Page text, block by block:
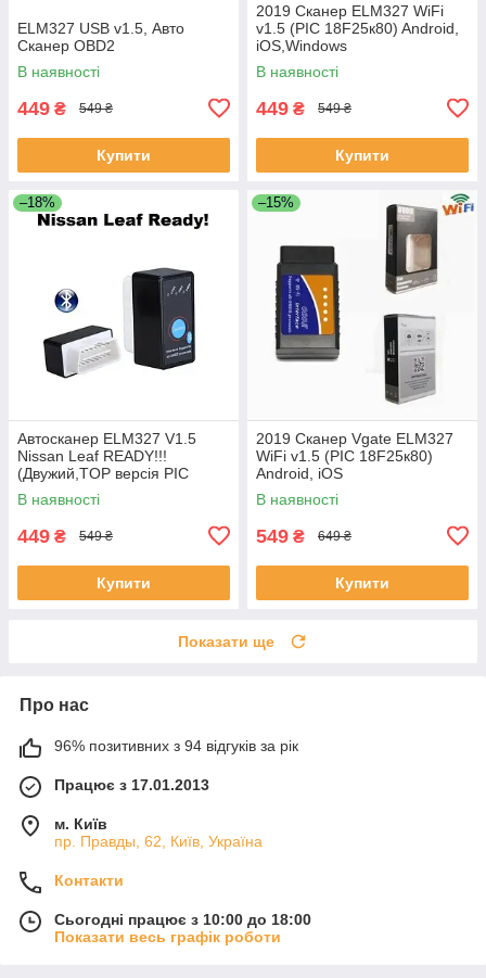
ELM327 USB v1.5, Авто
Сканер OBD2
В наявності
449 ₴ 549 ₴
Купити
2019 Сканер ELM327 WiFi
v1.5 (PIC 18F25к80) Android,
iOS,Windows
В наявності
449 ₴ 549 ₴
Купити
–18%
Автосканер ELM327 V1.5
Nissan Leaf READY!!!
(Двужий,TOP версія PIC
18F25к80)
В наявності
449 ₴ 549 ₴
Купити
–15%
2019 Сканер Vgate ELM327
WiFi v1.5 (PIC 18F25к80)
Android, iOS
В наявності
549 ₴ 649 ₴
Купити
Показати ще
Про нас
96% позитивних з 94 відгуків за рік
Працює з 17.01.2013
м. Київ
пр. Правды, 62, Київ, Україна
Контакти
Сьогодні працює з 10:00 до 18:00
Показати весь графік роботи